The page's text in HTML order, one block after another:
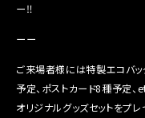
ー‼︎
ーー
ご来場者様には特製エコバ
予定、ポストカード8種予定、
オリジナルグッズセットをプレ